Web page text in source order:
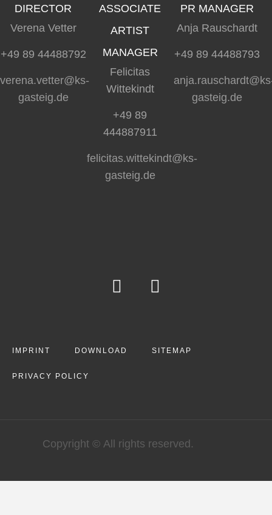
DIRECTOR
Verena Vetter
+49 89 44488792
verena.vetter@ks-
gasteig.de
ASSOCIATE
ARTIST
MANAGER
Felicitas
Wittekindt
+49 89
444887911
felicitas.wittekindt@ks-
gasteig.de
PR MANAGER
Anja Rauschardt
+49 89 44488793
gasteig.de
IMPRINT DOWNLOAD SITEMAP
PRIVACY POLICY
Copyright © All rights reserved.